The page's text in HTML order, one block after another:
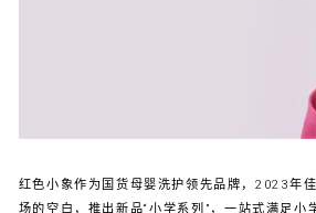
红色小象作为国货母婴洗护领先品牌，2023年
场的空白，推出新品“小学系列”，一站式满足